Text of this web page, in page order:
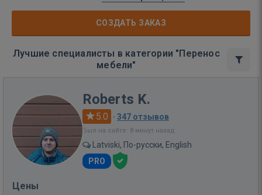
СОЗДАТЬ ЗАКАЗ
Лучшие специалисты в категории "Перенос
мебели"
Roberts K.
5.0 · 347 отзывов
Был на сайте: 8 минут назад
Latviski, По-русски, English
PRO
Цены